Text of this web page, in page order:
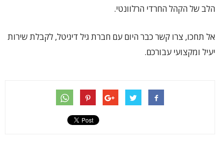
הלב של הקהל החרדי הרלוונטי.
אל תחכו, צרו קשר כבר היום עם חברת גיל דיגיטל, לקבלת שירות
יעיל ומקצועי עבורכם.